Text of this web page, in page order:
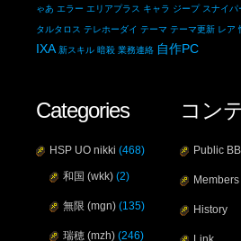
ゃあ エラー エリアプラス キャラ ジープ スナイパ
タルタロス テレホーダイ テーマ テーマ更新 レア
IXA 新スキル 暗殺 業務連絡 自作PC
コン
Public
Members
History
Categories
HSP UO nikki (468)
和国 (wkk) (2)
無限 (mgn) (135)
瑞穂 (mzh) (246)